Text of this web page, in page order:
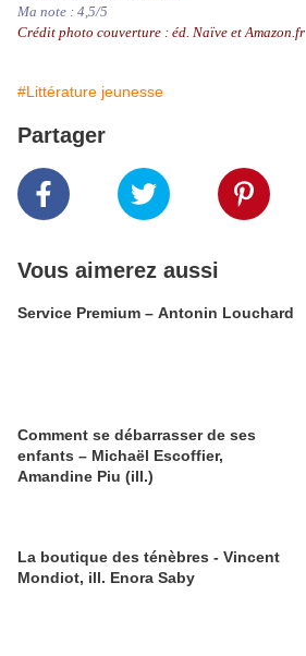
Ma note : 4,5/5
Crédit photo couverture : éd. Naïve et Amazon.fr
#Littérature jeunesse
Partager
Vous aimerez aussi
Service Premium – Antonin Louchard
Comment se débarrasser de ses
enfants – Michaël Escoffier,
Amandine Piu (ill.)
La boutique des ténèbres - Vincent
Mondiot, ill. Enora Saby